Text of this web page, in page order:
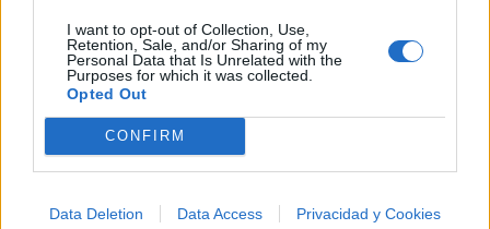
I want to opt-out of Collection, Use,
Retention, Sale, and/or Sharing of my
Personal Data that Is Unrelated with the
Purposes for which it was collected.
Opted Out
CONFIRM
Data Deletion Data Access Privacidad y Cookies
Más Música
Puntuar Artistas
Puntúa a diferentes cantantes y grupos para establecer